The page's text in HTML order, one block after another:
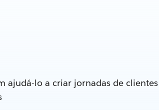
ajudá-lo a criar jornadas de clientes